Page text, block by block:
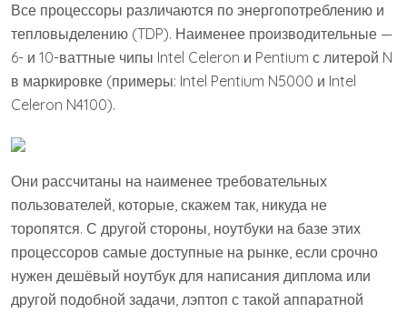
Все процессоры различаются по энергопотреблению и
тепловыделению (TDP). Наименее производительные —
6- и 10-ваттные чипы Intel Celeron и Pentium с литерой N
в маркировке (примеры: Intel Pentium N5000 и Intel
Celeron N4100).
Они рассчитаны на наименее требовательных
пользователей, которые, скажем так, никуда не
торопятся. С другой стороны, ноутбуки на базе этих
процессоров самые доступные на рынке, если срочно
нужен дешёвый ноутбук для написания диплома или
другой подобной задачи, лэптоп с такой аппаратной